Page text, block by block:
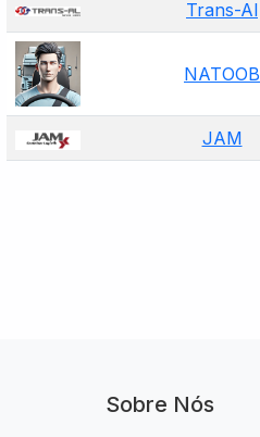
Trans-Al
NATOOB
JAM
Sobre Nós